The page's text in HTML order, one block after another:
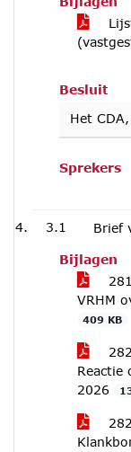
Besluit
Het
Sprekers
3.1 Brief
Bijlagen
VRHM
409 KB
Reactie
2026